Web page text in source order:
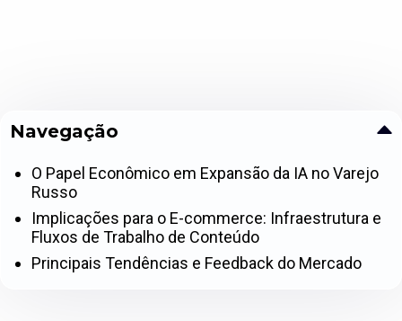
Navegação
O Papel Econômico em Expansão da IA no Varejo
Russo
Implicações para o E-commerce: Infraestrutura e
Fluxos de Trabalho de Conteúdo
Principais Tendências e Feedback do Mercado